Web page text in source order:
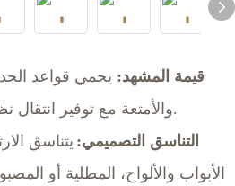
قيمة المشهد: يحمي قواعد
والأمتعة مع توفير انتقال نظيف بين الجدار والأرضية.
التناسق التصميمي: يتناسق
الأبواب والألواح، المطلية أو